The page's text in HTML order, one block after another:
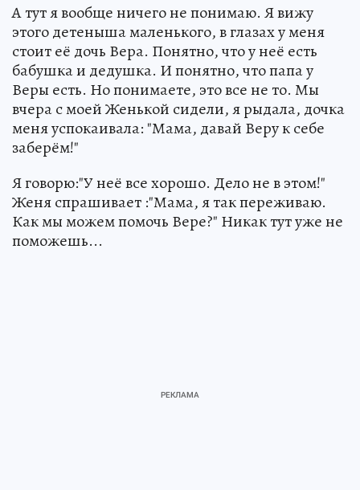
А тут я вообще ничего не понимаю. Я вижу
этого детеныша маленького, в глазах у меня
стоит её дочь Вера. Понятно, что у неё есть
бабушка и дедушка. И понятно, что папа у
Веры есть. Но понимаете, это все не то. Мы
вчера с моей Женькой сидели, я рыдала, дочка
меня успокаивала: "Мама, давай Веру к себе
заберём!"
Я говорю:"У неё все хорошо. Дело не в этом!"
Женя спрашивает :"Мама, я так переживаю.
Как мы можем помочь Вере?" Никак тут уже не
поможешь...